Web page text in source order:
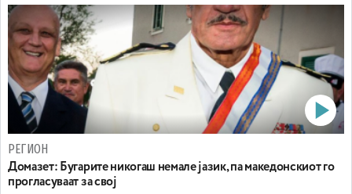
РЕГИОН
Домазет: Бугарите никогаш немале јазик, па македонскиот го
прогласуваат за свој